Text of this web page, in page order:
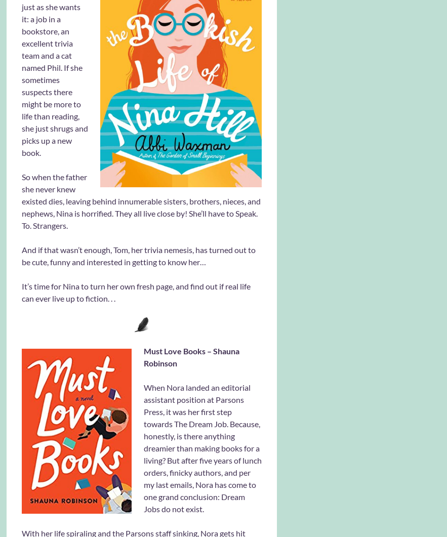
just as she wants
it: a job in a
bookstore, an
excellent trivia
team and a cat
named Phil. If she
sometimes
suspects there
might be more to
life than reading,
she just shrugs and
picks up a new
book.
So when the father
she never knew
existed dies, leaving behind innumerable sisters, brothers, nieces, and
nephews, Nina is horrified. They all live close by! She’ll have to Speak.
To. Strangers.
And if that wasn’t enough, Tom, her trivia nemesis, has turned out to
be cute, funny and interested in getting to know her…
It’s time for Nina to turn her own fresh page, and find out if real life
can ever live up to fiction. . .
Must Love Books – Shauna
Robinson
When Nora landed an editorial
assistant position at Parsons
Press, it was her first step
towards The Dream Job. Because,
honestly, is there anything
dreamier than making books for a
living? But after five years of lunch
orders, finicky authors, and per
my last emails, Nora has come to
one grand conclusion: Dream
Jobs do not exist.
With her life spiraling and the Parsons staff sinking, Nora gets hit